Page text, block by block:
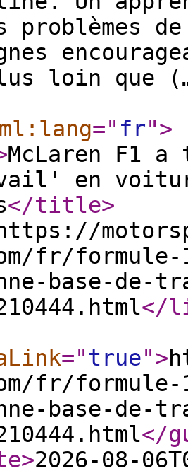
problèmes
loin que
=" fr">
McLaren F1 a
en
</title>
fr/
base-de-
</
="true">
fr/
base-de-
</
>2026-08-